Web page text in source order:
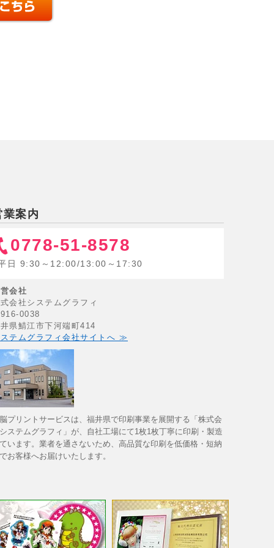
業案内
0778-51-8578
日 9:30～12:00/13:00～17:30
会社
会社システムグラフィ
0038
県鯖江市下河端町414
テムグラフィ会社サイトへ ≫
プリントサービスは、福井県で印刷事業を展開する「株式会
ステムグラフィ」が、自社工場にて1枚1枚丁寧に印刷・製造
います。業者を通さないため、高品質な印刷を低価格・短納
お客様へお届けいたします。